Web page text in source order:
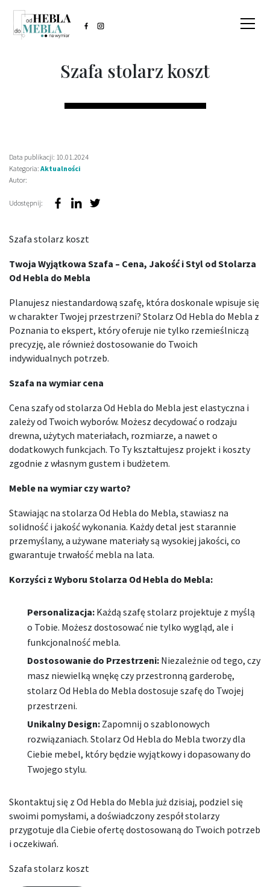
Szafa stolarz koszt
Data publikacji: 10.01.2024
Kategoria: Aktualności
Autor:
Udostępnij:
Szafa stolarz koszt
Twoja Wyjątkowa Szafa – Cena, Jakość i Styl od Stolarza
Od Hebla do Mebla
Planujesz niestandardową szafę, która doskonale wpisuje się
w charakter Twojej przestrzeni? Stolarz Od Hebla do Mebla z
Poznania to ekspert, który oferuje nie tylko rzemieślniczą
precyzję, ale również dostosowanie do Twoich
indywidualnych potrzeb.
Szafa na wymiar cena
Cena szafy od stolarza Od Hebla do Mebla jest elastyczna i
zależy od Twoich wyborów. Możesz decydować o rodzaju
drewna, użytych materiałach, rozmiarze, a nawet o
dodatkowych funkcjach. To Ty kształtujesz projekt i koszty
zgodnie z własnym gustem i budżetem.
Meble na wymiar czy warto?
Stawiając na stolarza Od Hebla do Mebla, stawiasz na
solidność i jakość wykonania. Każdy detal jest starannie
przemyślany, a używane materiały są wysokiej jakości, co
gwarantuje trwałość mebla na lata.
Korzyści z Wyboru Stolarza Od Hebla do Mebla:
Personalizacja: Każdą szafę stolarz projektuje z myślą
o Tobie. Możesz dostosować nie tylko wygląd, ale i
funkcjonalność mebla.
Dostosowanie do Przestrzeni: Niezależnie od tego, czy
masz niewielką wnękę czy przestronną garderobę,
stolarz Od Hebla do Mebla dostosuje szafę do Twojej
przestrzeni.
Unikalny Design: Zapomnij o szablonowych
rozwiązaniach. Stolarz Od Hebla do Mebla tworzy dla
Ciebie mebel, który będzie wyjątkowy i dopasowany do
Twojego stylu.
Skontaktuj się z Od Hebla do Mebla już dzisiaj, podziel się
swoimi pomysłami, a doświadczony zespół stolarzy
przygotuje dla Ciebie ofertę dostosowaną do Twoich potrzeb
i oczekiwań.
Szafa stolarz koszt